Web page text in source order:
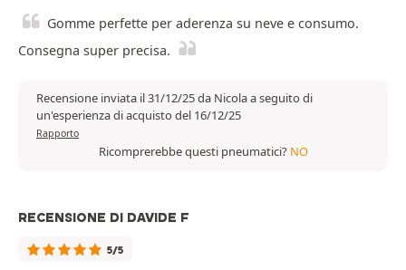
Gomme perfette per aderenza su neve e consumo.
Consegna super precisa.
Recensione inviata il 31/12/25 da Nicola a seguito di
un'esperienza di acquisto del 16/12/25
Rapporto
Ricomprerebbe questi pneumatici? NO
RECENSIONE DI DAVIDE F
5/5